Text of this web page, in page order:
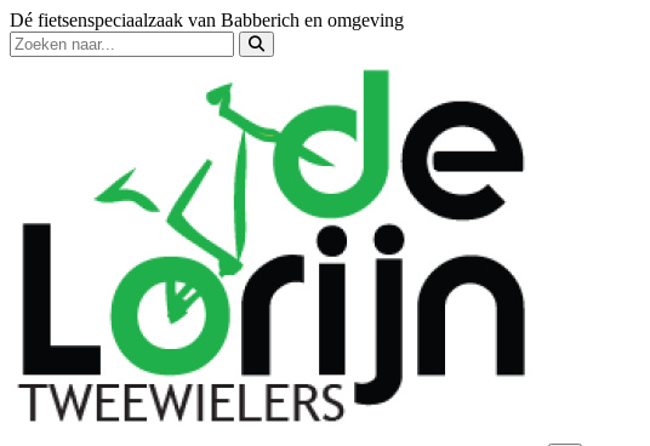
Dé fietsenspeciaalzaak van Babberich en omgeving